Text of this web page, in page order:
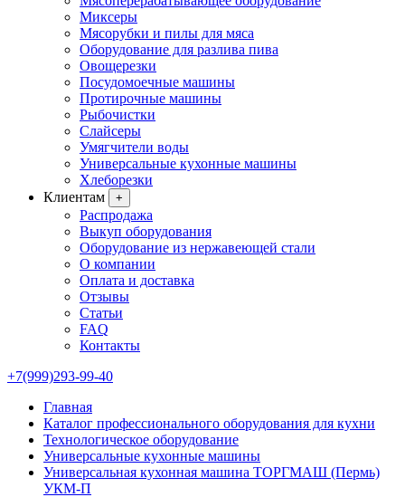
Миксеры
Мясорубки и пилы для мяса
Оборудование для разлива пива
Овощерезки
Посудомоечные машины
Протирочные машины
Рыбочистки
Слайсеры
Умягчители воды
Универсальные кухонные машины
Хлеборезки
Клиентам
+
Распродажа
Выкуп оборудования
Оборудование из нержавеющей стали
О компании
Оплата и доставка
Отзывы
Статьи
FAQ
Контакты
+7(999)293-99-40
Главная
Каталог профессионального оборудования для кухни
Технологическое оборудование
Универсальные кухонные машины
Универсальная кухонная машина ТОРГМАШ (Пермь)
УКМ-П